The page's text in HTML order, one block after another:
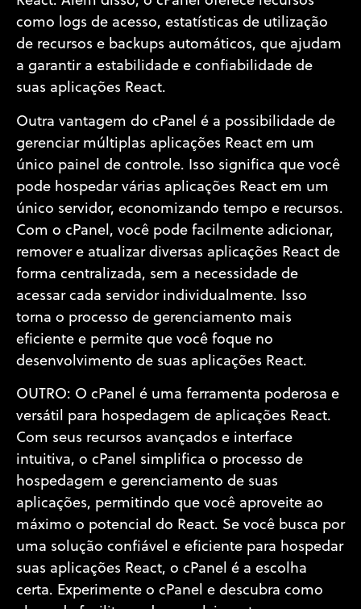
como logs de acesso, estatísticas de utilização
de recursos e backups automáticos, que ajudam
a garantir a estabilidade e confiabilidade de
suas aplicações React.
Outra vantagem do cPanel é a possibilidade de
gerenciar múltiplas aplicações React em um
único painel de controle. Isso significa que você
pode hospedar várias aplicações React em um
único servidor, economizando tempo e recursos.
Com o cPanel, você pode facilmente adicionar,
remover e atualizar diversas aplicações React de
forma centralizada, sem a necessidade de
acessar cada servidor individualmente. Isso
torna o processo de gerenciamento mais
eficiente e permite que você foque no
desenvolvimento de suas aplicações React.
OUTRO: O cPanel é uma ferramenta poderosa e
versátil para hospedagem de aplicações React.
Com seus recursos avançados e interface
intuitiva, o cPanel simplifica o processo de
hospedagem e gerenciamento de suas
aplicações, permitindo que você aproveite ao
máximo o potencial do React. Se você busca por
uma solução confiável e eficiente para hospedar
suas aplicações React, o cPanel é a escolha
certa. Experimente o cPanel e descubra como